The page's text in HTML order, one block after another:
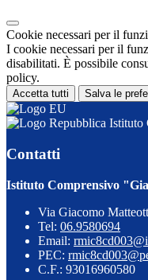
Cookie necessari per il
I cookie necessari per il
disabilitati. È possibile
policy.
Accetta tutti Salva le
Istituto
Contatti
Istituto Comprensivo
Via Giacomo
Tel: 06.9580694
Email:
PEC:
C.F.: 93016960580